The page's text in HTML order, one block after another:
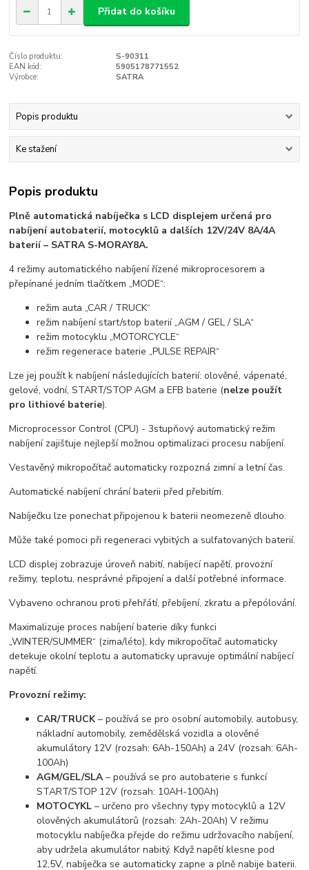
Přidat do košíku
Číslo produktu:
S-90311
EAN kód:
5905178771552
Výrobce:
SATRA
Popis produktu
Ke stažení
Popis produktu
Plně automatická nabíječka s LCD displejem určená pro
nabíjení autobaterií, motocyklů a dalších 12V/24V 8A/4A
baterií – SATRA S-MORAY8A.
4 režimy automatického nabíjení řízené mikroprocesorem a
přepínané jedním tlačítkem „MODE“:
režim auta „CAR / TRUCK“
režim nabíjení start/stop baterií „AGM / GEL / SLA“
režim motocyklu „MOTORCYCLE“
režim regenerace baterie „PULSE REPAIR“
Lze jej použít k nabíjení následujících baterií: olověné, vápenaté,
gelové, vodní, START/STOP AGM a EFB baterie (nelze použít
pro lithiové baterie).
Microprocessor Control (CPU) - 3stupňový automatický režim
nabíjení zajišťuje nejlepší možnou optimalizaci procesu nabíjení.
Vestavěný mikropočítač automaticky rozpozná zimní a letní čas.
Automatické nabíjení chrání baterii před přebitím.
Nabíječku lze ponechat připojenou k baterii neomezeně dlouho.
Může také pomoci při regeneraci vybitých a sulfatovaných baterií.
LCD displej zobrazuje úroveň nabití, nabíjecí napětí, provozní
režimy, teplotu, nesprávné připojení a další potřebné informace.
Vybaveno ochranou proti přehřátí, přebíjení, zkratu a přepólování.
Maximalizuje proces nabíjení baterie díky funkci
„WINTER/SUMMER“ (zima/léto), kdy mikropočítač automaticky
detekuje okolní teplotu a automaticky upravuje optimální nabíjecí
napětí.
Provozní režimy:
CAR/TRUCK– používá se pro osobní automobily, autobusy,
nákladní automobily, zemědělská vozidla a olověné
akumulátory 12V (rozsah: 6Ah-150Ah) a 24V (rozsah: 6Ah-
100Ah)
AGM/GEL/SLA– používá se pro autobaterie s funkcí
START/STOP 12V (rozsah: 10AH-100Ah)
MOTOCYKL – určeno pro všechny typy motocyklů a 12V
olověných akumulátorů (rozsah: 2Ah-20Ah) V režimu
motocyklu nabíječka přejde do režimu udržovacího nabíjení,
aby udržela akumulátor nabitý. Když napětí klesne pod
12,5V, nabíječka se automaticky zapne a plně nabije baterii.